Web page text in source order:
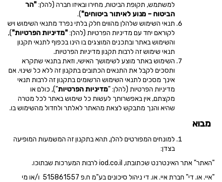
למשתמש, תקופת הביטוח, מחירו ובאיזו חברה (להלן:"הר
הביטוח – מנוע לאיתור ביטוחים").
תנאי השימוש שלהלן מהווים חלק בלתי נפרד מתנאי השימוש ויש
לקוראם יחד עם מדיניות הפרטיות (להלן:"מדיניות הפרטיות"),
והשימוש באתר ובתכנים המוצגים בו הינו בכפוף לתנאי תקנון
תנאי שימוש זה לרבות תקנון מדיניות הפרטיות.
השימוש באתר מוצע לשימושך האישי, וזאת בתנאי שתקרא
ותסכים לקבל את התנאים הכתובים בתקנון זה ללא כל שינוי. אם
אינך מסכים לתנאי השימוש הרשומים בתקנון זה לרבות תנאי
מדיניות הפרטיות (להלן: "מדיניות הפרטיות"), כולם או
מקצתם, אין באפשרותך לעשות כל שימוש באתר לכל מטרה
שהיא והנך מתבקש לצאת מהאתר לאלתר ולחדול מהשימוש בו.
מבוא
למונחים המפורטים להלן, תהא בתקנון זה המשמעות המופיעה
בצדן:
"האתר"אתר האינטרנט שכתובתו, iod.co.il לרבות המערכות שבתוכו.
"איי. או. די" חברת איי. או. די ניהול סיכונים בע"מ ח.פ 515861557 ו/או מי